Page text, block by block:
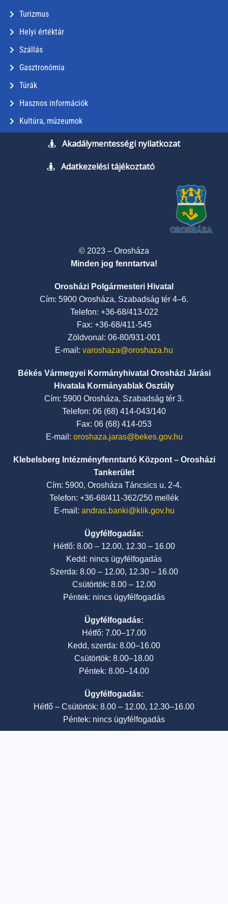
Turizmus
Helyi értéktár
Szállás
Gasztronómia
Túrák
Hasznos információk
Kultúra, múzeumok
Akadálymentességi nyilatkozat
Adatkezelési tájékoztató
© 2023 – Orosháza
Minden jog fenntartva!
Orosházi Polgármesteri Hivatal
Cím: 5900 Orosháza, Szabadság tér 4–6.
Telefon: +36-68/413-022
Fax: +36-68/411-545
Zöldvonal: 06-80/931-001
E-mail: varoshaza@oroshaza.hu
Békés Vármegyei Kormányhivatal Orosházi Járási
Hivatala Kormányablak Osztály
Cím: 5900 Orosháza, Szabadság tér 3.
Telefon: 06 (68) 414-043/140
Fax: 06 (68) 414-053
E-mail: oroshaza.jaras@bekes.gov.hu
Klebelsberg Intézményfenntartó Központ – Orosházi
Tankerület
Cím: 5900, Orosháza Táncsics u. 2-4.
Telefon: +36-68/411-362/250 mellék
E-mail: andras.banki@klik.gov.hu
Ügyfélfogadás:
Hétfő: 8.00 – 12.00, 12.30 – 16.00
Kedd: nincs ügyfélfogadás
Szerda: 8.00 – 12.00, 12.30 – 16.00
Csütörtök: 8.00 – 12.00
Péntek: nincs ügyfélfogadás
Ügyfélfogadás:
Hétfő: 7.00–17.00
Kedd, szerda: 8.00–16.00
Csütörtök: 8.00–18.00
Péntek: 8.00–14.00
Ügyfélfogadás:
Hétfő – Csütörtök: 8.00 – 12.00, 12.30–16.00
Péntek: nincs ügyfélfogadás